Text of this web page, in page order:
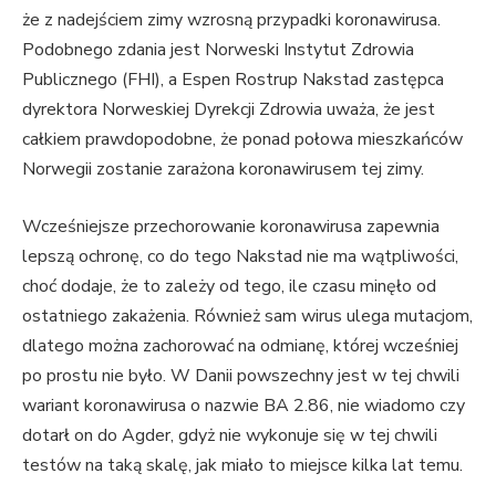
że z nadejściem zimy wzrosną przypadki koronawirusa.
Podobnego zdania jest Norweski Instytut Zdrowia
Publicznego (FHI), a Espen Rostrup Nakstad zastępca
dyrektora Norweskiej Dyrekcji Zdrowia uważa, że jest
całkiem prawdopodobne, że ponad połowa mieszkańców
Norwegii zostanie zarażona koronawirusem tej zimy.
Wcześniejsze przechorowanie koronawirusa zapewnia
lepszą ochronę, co do tego Nakstad nie ma wątpliwości,
choć dodaje, że to zależy od tego, ile czasu minęło od
ostatniego zakażenia. Również sam wirus ulega mutacjom,
dlatego można zachorować na odmianę, której wcześniej
po prostu nie było. W Danii powszechny jest w tej chwili
wariant koronawirusa o nazwie BA 2.86, nie wiadomo czy
dotarł on do Agder, gdyż nie wykonuje się w tej chwili
testów na taką skalę, jak miało to miejsce kilka lat temu.